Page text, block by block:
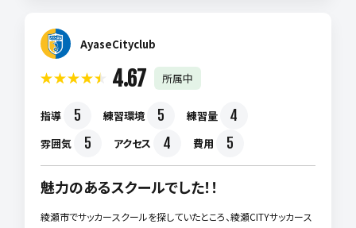
AyaseCityclub
4.67 所属中
指導 5 練習環境 5 練習量 4
雰囲気 5 アクセス 4 費用 5
魅力のあるスクールでした！！
綾瀬市でサッカースクールを探していたところ、綾瀬CITYサッカース